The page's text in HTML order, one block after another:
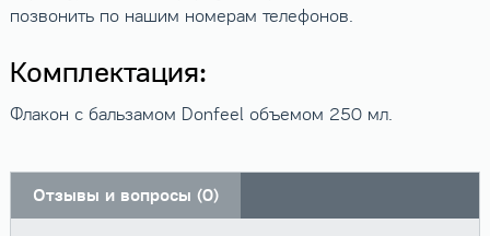
позвонить по нашим номерам телефонов.
Комплектация:
Флакон с бальзамом Donfeel объемом 250 мл.
Отзывы и вопросы (0)